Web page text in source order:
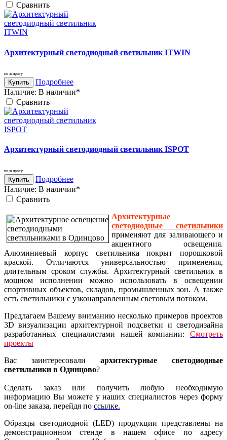
Cравнить
Архитектурный светодиодный светильник ITWIN
по запросу
Купить
Подробнее
Наличие: В наличии*
Cравнить
Архитектурный светодиодный светильник ISPOT
по запросу
Купить
Подробнее
Наличие: В наличии*
Cравнить
Архитектурные
светодиодные светильники
применяют для заливающего и
акцентного освещения.
Алюминиевый корпус светильника покрыт порошковой
краской. Отличаются универсальностью применения,
длительным сроком службы. Архитектурный светильник в
мощном исполнении можно использовать в освещении
спортивных объектов, складов, промышленных зон. А также
есть светильники с узконаправленным световым потоком.
Предлагаем Вашему вниманию несколько примеров проектов
3D визуализации архитектурной подсветки и светодизайна
разработанных специалистами нашей компании: Смотреть
проекты
Вас заинтересовали архитектурные светодиодные
светильники в Одинцово?
Сделать заказ или получить любую необходимую
информацию Вы можете у наших специалистов через форму
on-line заказа, перейдя по ссылке.
Образцы светодиодной (LED) продукции представлены на
демонстрационном стенде в нашем офисе по адресу